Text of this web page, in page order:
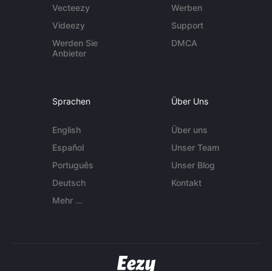
Vecteezy
Videezy
Werden Sie
Anbieter
Werben
Support
DMCA
Sprachen
English
Español
Português
Deutsch
Mehr ...
Über Uns
Über uns
Unser Team
Unser Blog
Kontakt